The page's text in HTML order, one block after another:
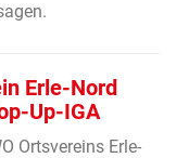
Erle-Nord
Up-IGA
Ortsvereins Erle-